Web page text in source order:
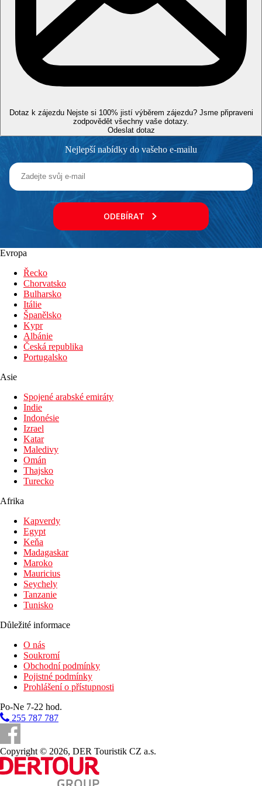
Druh pláže
Lehátka na pláži za poplatek
Slunečníky na pláži za poplatek
Plážová dovolená
Lehátka a slunečníky u bazénu zdarma
Bazén s možností vyhřívání
Fotogalerie
Dotaz k zájezdu Nejste si 100% jistí výběrem zájezdu? Jsme připraveni
zodpovědět všechny vaše dotazy.
Odeslat dotaz
Nejlepší nabídky do vašeho e-mailu
ODEBÍRAT
Evropa
Řecko
Chorvatsko
Bulharsko
Itálie
Španělsko
Kypr
Albánie
Česká republika
Portugalsko
Asie
Spojené arabské emiráty
Indie
Indonésie
Izrael
Katar
Maledivy
Omán
Thajsko
Turecko
Afrika
Kapverdy
Egypt
Keňa
Madagaskar
Maroko
Mauricius
Seychely
Tanzanie
Tunisko
Důležité informace
O nás
Soukromí
Obchodní podmínky
Pojistné podmínky
Prohlášení o přístupnosti
Po-Ne 7-22 hod.
255 787 787
Copyright © 2026, DER Touristik CZ a.s.